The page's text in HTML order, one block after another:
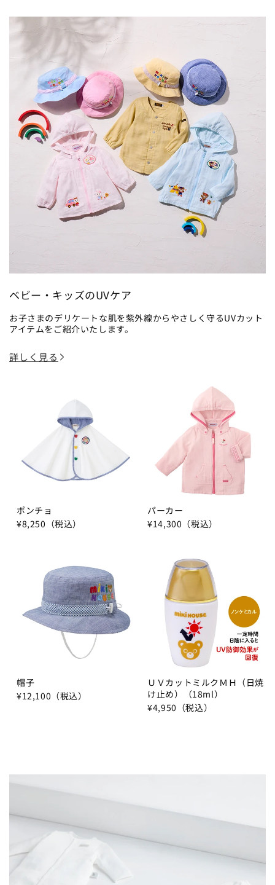
ベビー・キッズのUVケア
お子さまのデリケートな肌を紫外線からやさしく守るUVカット
アイテムをご紹介いたします。
詳しく見る
ポンチョ
¥8,250（税込）
パーカー
¥14,300（税込）
帽子
¥12,100（税込）
ＵＶカットミルクＭＨ（日焼
け止め）（18ml）
¥4,950（税込）